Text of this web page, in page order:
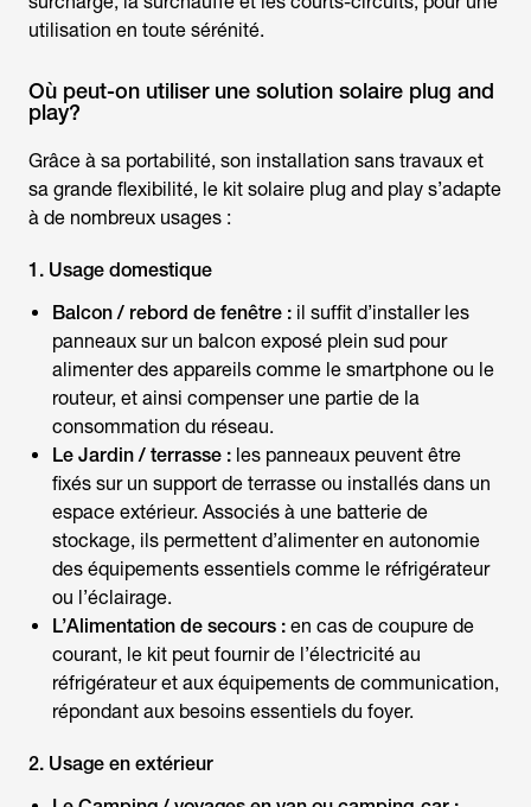
utilisation en toute sérénité.
Où peut-on utiliser une solution solaire plug and
play?
Grâce à sa portabilité, son installation sans travaux et
sa grande flexibilité, le kit solaire plug and play s’adapte
à de nombreux usages :
1. Usage domestique
Balcon / rebord de fenêtre : il suffit d’installer les
panneaux sur un balcon exposé plein sud pour
alimenter des appareils comme le smartphone ou le
routeur, et ainsi compenser une partie de la
consommation du réseau.
Le Jardin / terrasse : les panneaux peuvent être
fixés sur un support de terrasse ou installés dans un
espace extérieur. Associés à une batterie de
stockage, ils permettent d’alimenter en autonomie
des équipements essentiels comme le réfrigérateur
ou l’éclairage.
L’Alimentation de secours : en cas de coupure de
courant, le kit peut fournir de l’électricité au
réfrigérateur et aux équipements de communication,
répondant aux besoins essentiels du foyer.
2. Usage en extérieur